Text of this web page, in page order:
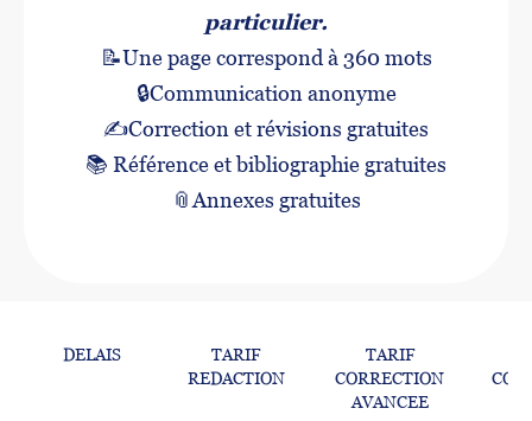
particulier.
📝Une page correspond à 360 mots
🔒Communication anonyme
✍️Correction et révisions gratuites
📚 Référence et bibliographie gratuites
📎Annexes gratuites
DELAIS
TARIF
REDACTION
TARIF
CORRECTION
AVANCEE